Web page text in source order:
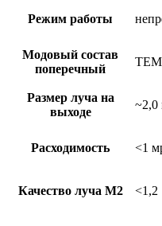
Режим работы
Модовый состав
поперечный
Размер луча на
выходе
~2,0
Расходимость <1
Качество луча М2 <1,2